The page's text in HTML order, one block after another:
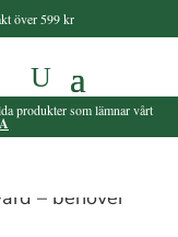
över 599 kr
produkter som lämnar vårt